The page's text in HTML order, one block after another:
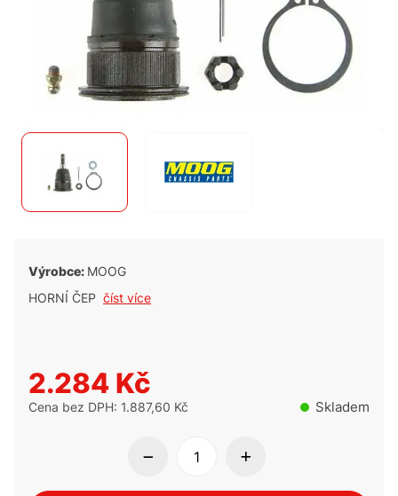
Výrobce: MOOG
HORNÍ ČEP číst více
2.284 Kč
Cena bez DPH: 1.887,60 Kč Skladem